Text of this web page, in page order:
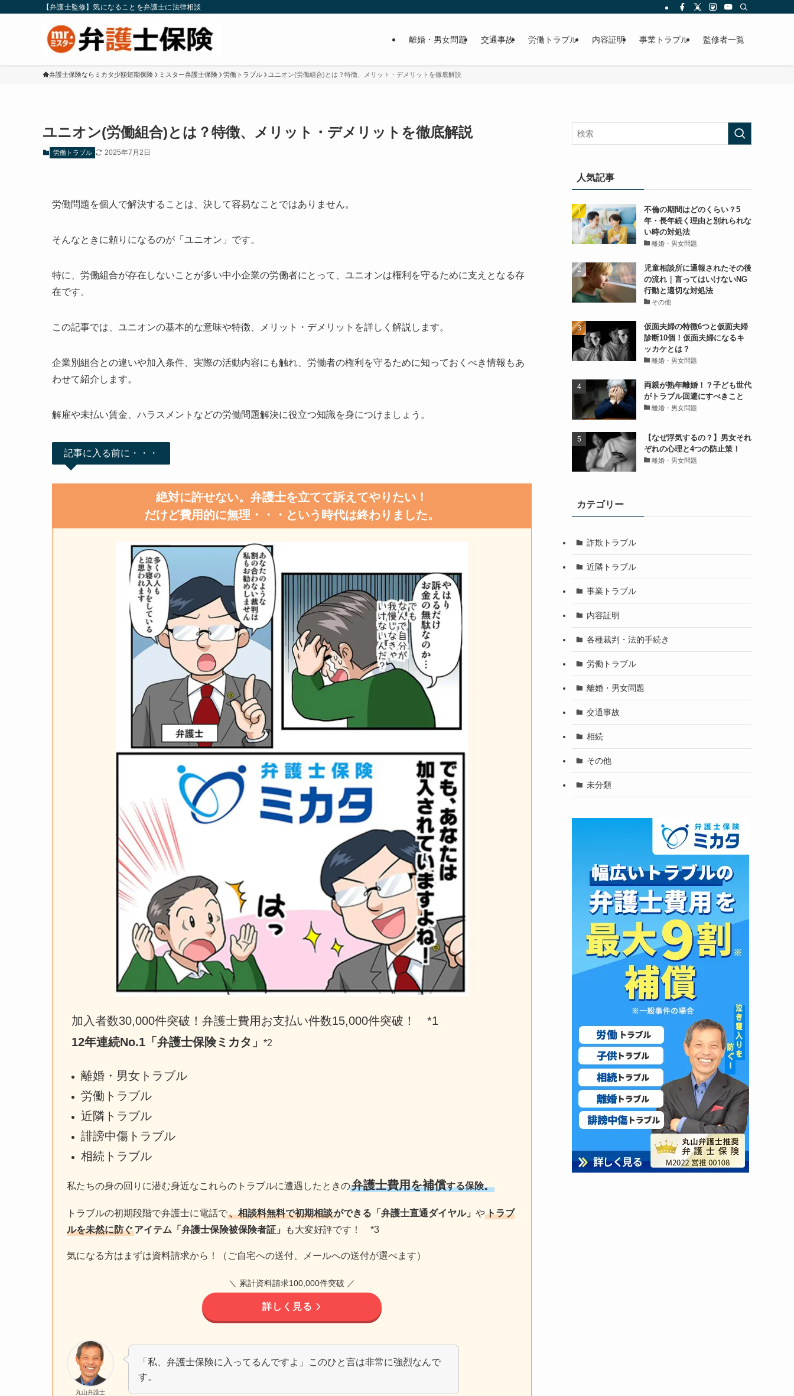
【弁護士監修】気になることを弁護士に法律相談
離婚・男女問題 交通事故 労働トラブル 内容証明 事業トラブル 監修者一覧
弁護士保険ならミカタ少額短期保険 ミスター弁護士保険 労働トラブル ユニオン(労働組合)とは？特徴、メリット・デメリットを徹底解説
ユニオン(労働組合)とは？特徴、メリット・デメリットを徹底解説
労働トラブル 2025年7月2日
労働問題を個人で解決することは、決して容易なことではありません。
そんなときに頼りになるのが「ユニオン」です。
特に、労働組合が存在しないことが多い中小企業の労働者にとって、ユニオンは権利を守るために支えとなる存
在です。
この記事では、ユニオンの基本的な意味や特徴、メリット・デメリットを詳しく解説します。
企業別組合との違いや加入条件、実際の活動内容にも触れ、労働者の権利を守るために知っておくべき情報もあ
わせて紹介します。
解雇や未払い賃金、ハラスメントなどの労働問題解決に役立つ知識を身につけましょう。
記事に入る前に・・・
絶対に許せない。弁護士を立てて訴えてやりたい！
だけど費用的に無理・・・という時代は終わりました。
加入者数30,000件突破！弁護士費用お支払い件数15,000件突破！　*1
12年連続No.1「弁護士保険ミカタ」
*2
離婚・男女トラブル
労働トラブル
近隣トラブル
誹謗中傷トラブル
相続トラブル
私たちの身の回りに潜む身近なこれらのトラブルに遭遇したときの弁護士費用を補償する保険。
トラブルの初期段階で弁護士に電話で、相談料無料で初期相談ができる「弁護士直通ダイヤル」 やトラブ
ルを未然に防ぐアイテム「弁護士保険被保険者証」 も大変好評です！ *3
気になる方はまずは資料請求から！（ご自宅への送付、メールへの送付が選べます）
＼ 累計資料請求100,000件突破 ／
詳しく見る
丸山弁護士
「私、弁護士保険に入ってるんですよ」このひと言は非常に強烈なんで
す。
人気記事
不倫の期間はどのくらい？5
年・長年続く理由と別れられな
い時の対処法
離婚・男女問題
児童相談所に通報されたその後
の流れ｜言ってはいけないNG
行動と適切な対処法
その他
仮面夫婦の特徴6つと仮面夫婦
診断10個！仮面夫婦になるキ
ッカケとは？
離婚・男女問題
両親が熟年離婚！？子ども世代
がトラブル回避にすべきこと
離婚・男女問題
【なぜ浮気するの？】男女それ
ぞれの心理と4つの防止策！
離婚・男女問題
カテゴリー
詐欺トラブル
近隣トラブル
事業トラブル
内容証明
各種裁判・法的手続き
労働トラブル
離婚・男女問題
交通事故
相続
その他
未分類